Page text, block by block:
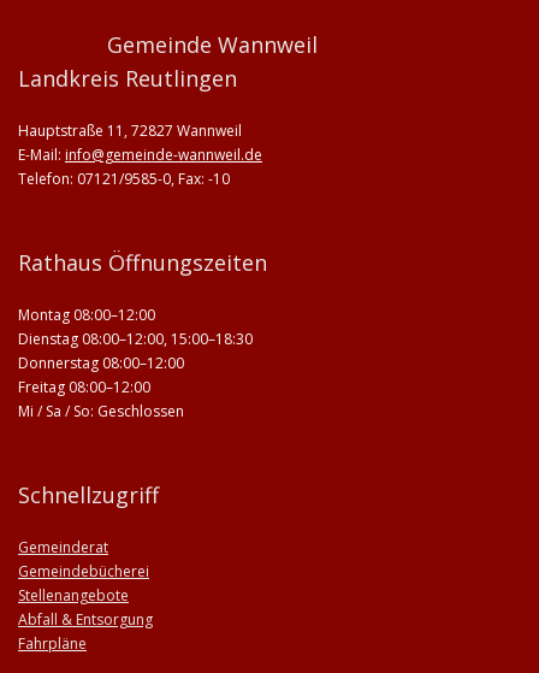
Gemeinde Wannweil
Landkreis Reutlingen
Hauptstraße 11, 72827 Wannweil
E-Mail: info@gemeinde-wannweil.de
Telefon: 07121/9585-0, Fax: -10
Rathaus Öffnungszeiten
Montag 08:00–12:00
Dienstag 08:00–12:00, 15:00–18:30
Donnerstag 08:00–12:00
Freitag 08:00–12:00
Mi / Sa / So: Geschlossen
Schnellzugriff
Gemeinderat
Gemeindebücherei
Stellenangebote
Abfall & Entsorgung
Fahrpläne